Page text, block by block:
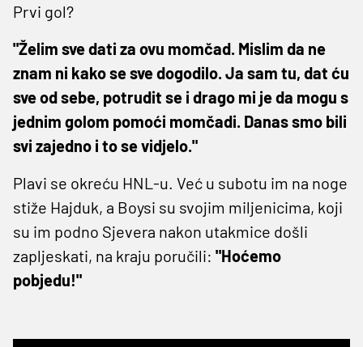
Prvi gol?
"Želim sve dati za ovu momčad. Mislim da ne
znam ni kako se sve dogodilo. Ja sam tu, dat ću
sve od sebe, potrudit se i drago mi je da mogu s
jednim golom pomoći momčadi. Danas smo bili
svi zajedno i to se vidjelo."
Plavi se okreću HNL-u. Već u subotu im na noge
stiže Hajduk, a Boysi su svojim miljenicima, koji
su im podno Sjevera nakon utakmice došli
zapljeskati, na kraju poručili: "Hoćemo
pobjedu!"